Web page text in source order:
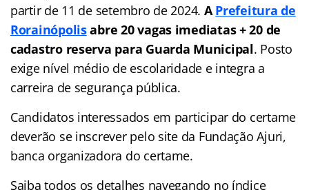
partir de 11 de setembro de 2024. APrefeitura de
Rorainópolisabre 20 vagas imediatas + 20 de
cadastro reserva para Guarda Municipal. Posto
exige nível médio de escolaridade e integra a
carreira de segurança pública.
Candidatos interessados em participar do certame
deverão se inscrever pelo site da Fundação Ajuri,
banca organizadora do certame.
Saiba todos os detalhes navegando no índice